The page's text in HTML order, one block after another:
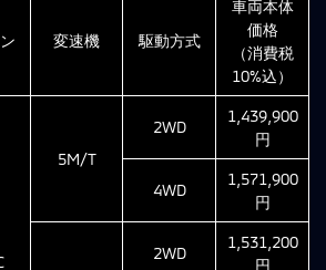
変速機 駆動方式
車両本体
価格
（消費税
10%込）
5M/T
2WD
1,439,900
円
4WD
1,571,900
円
2WD
1,531,200
円